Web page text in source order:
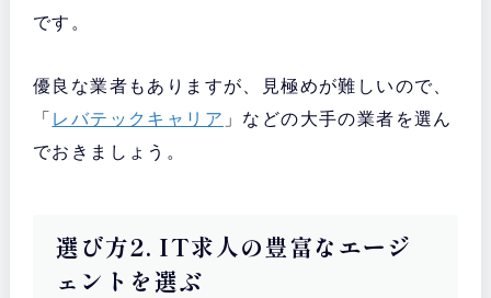
です。
優良な業者もありますが、見極めが難しいので、
「 レバテックキャリア 」などの大手の業者を選ん
でおきましょう。
選び方2. IT求人の豊富なエージ
ェントを選ぶ